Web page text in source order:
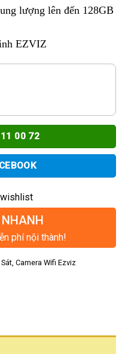
lượng lên đến 128GB
EZVIZ
00 72
phí nội thành!
, Camera Wifi Ezviz